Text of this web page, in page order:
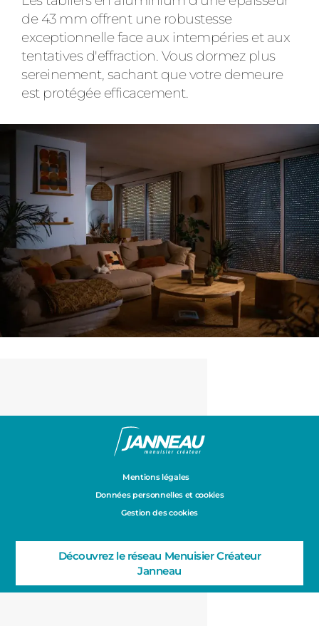
de 43 mm offrent une robustesse
exceptionnelle face aux intempéries et aux
tentatives d'effraction. Vous dormez plus
sereinement, sachant que votre demeure
est protégée efficacement.
Mentions légales
Données personnelles et cookies
Gestion des cookies
Découvrez le réseau Menuisier Créateur
Janneau